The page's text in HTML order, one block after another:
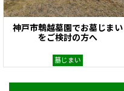
神戸市鵯越墓園でお墓じまい
をご検討の方へ
墓じまい